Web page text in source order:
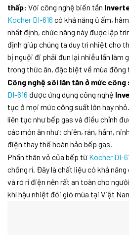
thấp: Với công nghệ biến tần
Kocher DI-616 có khả năng ủ ấm,
nhất định, chức năng này được lập
định giúp chúng ta duy trì nhiệt cho
bị nguội đi phải đun lại nhiều lần làm
trong thức ăn, đặc biệt về mùa đông
Công nghệ sôi lăn tăn ở mức
DI-616 được ứng dụng công nghệ
tục ở mọi mức công suất lớn hay
liên tục như bếp gas và điều chỉnh
các món ăn như: chiên, rán, hầm,
điện thay thế hoàn hảo bếp gas.
Phần thân vỏ của bếp từ Kocher DI-
chống rỉ. Đây là chất liệu có khả
và rò rỉ điện nên rất an toàn cho
khí hậu nhiệt đới gió mùa tại Việt